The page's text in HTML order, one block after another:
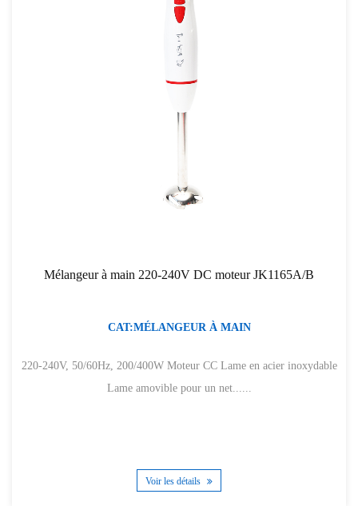
Mélangeur à main 220-240V DC moteur JK1165A/B
CAT:MÉLANGEUR À MAIN
220-240V, 50/60Hz, 200/400W Moteur CC Lame en acier inoxydable
Lame amovible pour un net......
Voir les détails